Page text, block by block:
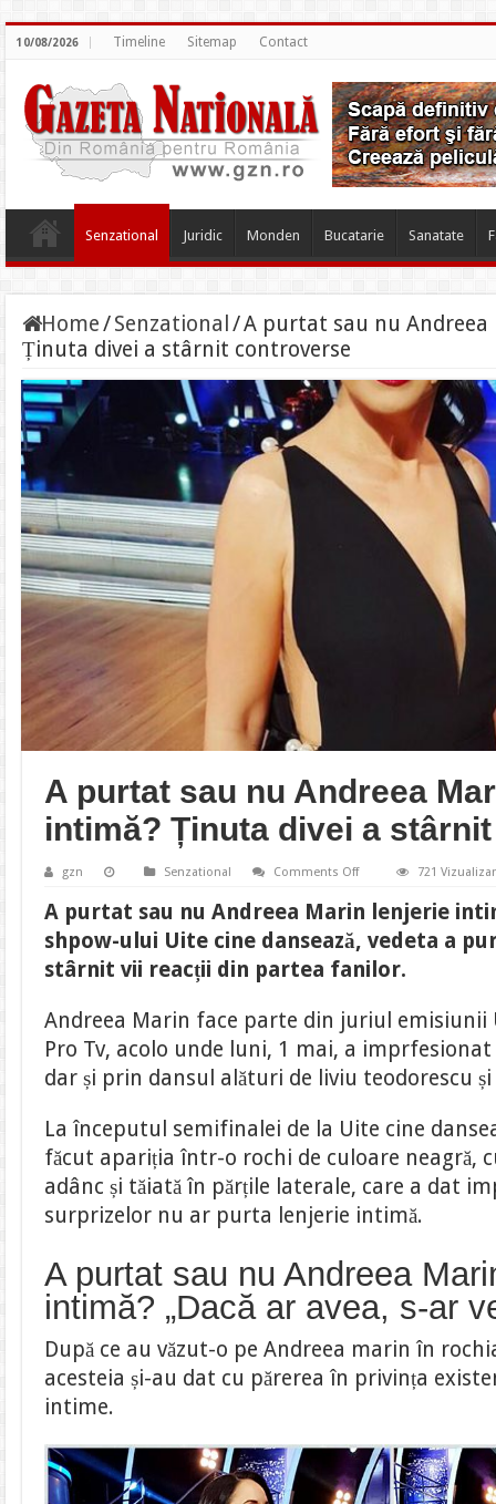
10/08/2026 Timeline Sitemap Contact
Senzational Juridic Monden Bucatarie Sanatate
Home/Senzational /A purtat sau nu
Ținuta divei a stârnit controverse
A purtat sau nu Andreea
intimă? Ținuta divei a
gzn Senzational Comments Offon
purtat
sau
Andreea
Marin
lenjerie
divei
a
stârnit
controverse
721
A purtat sau nu Andreea Marin lenjerie
shpow-ului Uite cine dansează, vedeta a
stârnit vii reacții din partea fanilor.
Andreea Marin face parte din juriul emisiunii
Pro Tv, acolo unde luni, 1 mai, a
dar și prin dansul alături de liviu teodorescu
La începutul semifinalei de la Uite cine
făcut apariția într-o rochi de culoare neagră,
adânc și tăiată în părțile laterale, care a dat
surprizelor nu ar purta lenjerie intimă.
A purtat sau nu Andreea
intimă? „Dacă ar avea, s-ar
După ce au văzut-o pe Andreea marin în
acesteia și-au dat cu părerea în privința
intime.